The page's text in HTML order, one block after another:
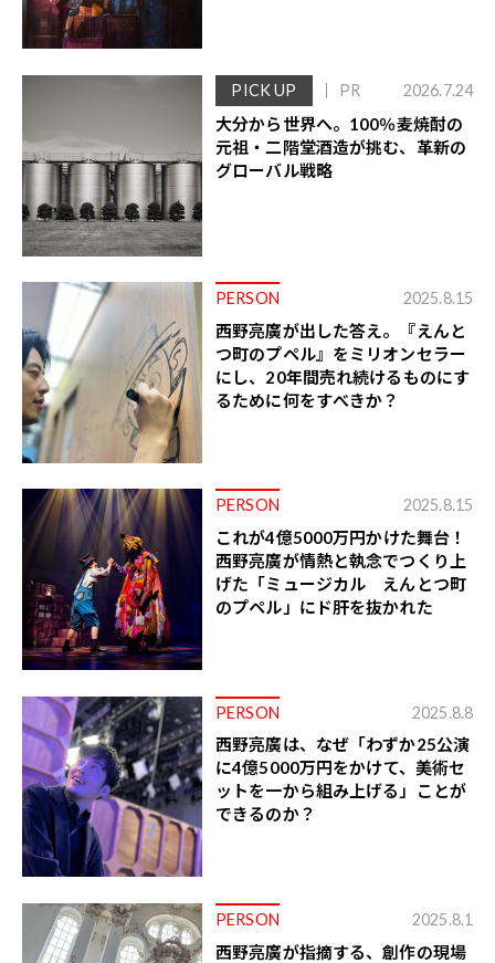
PICK UP PR 2026.7.24
大分から世界へ。100％麦焼酎の
元祖・二階堂酒造が挑む、革新の
グローバル戦略
PERSON 2025.8.15
西野亮廣が出した答え。『えんと
つ町のプペル』をミリオンセラー
にし、20年間売れ続けるものにす
るために何をすべきか？
PERSON 2025.8.15
これが4億5000万円かけた舞台！
西野亮廣が情熱と執念でつくり上
げた「ミュージカル えんとつ町
のプペル」にド肝を抜かれた
PERSON 2025.8.8
西野亮廣は、なぜ「わずか25公演
に4億5000万円をかけて、美術セ
ットを一から組み上げる」ことが
できるのか？
PERSON 2025.8.1
西野亮廣が指摘する、創作の現場